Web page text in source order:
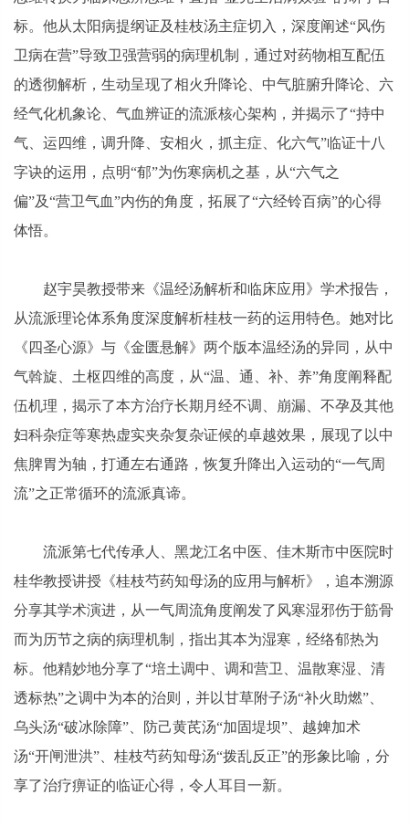
标。他从太阳病提纲证及桂枝汤主症切入，深度阐述“风伤
卫病在营”导致卫强营弱的病理机制，通过对药物相互配伍
的透彻解析，生动呈现了相火升降论、中气脏腑升降论、六
经气化机象论、气血辨证的流派核心架构，并揭示了“持中
气、运四维，调升降、安相火，抓主症、化六气”临证十八
字诀的运用，点明“郁”为伤寒病机之基，从“六气之
偏”及“营卫气血”内伤的角度，拓展了“六经铃百病”的心得
体悟。
赵宇昊教授带来《温经汤解析和临床应用》学术报告，
从流派理论体系角度深度解析桂枝一药的运用特色。她对比
《四圣心源》与《金匮悬解》两个版本温经汤的异同，从中
气斡旋、土枢四维的高度，从“温、通、补、养”角度阐释配
伍机理，揭示了本方治疗长期月经不调、崩漏、不孕及其他
妇科杂症等寒热虚实夹杂复杂证候的卓越效果，展现了以中
焦脾胃为轴，打通左右通路，恢复升降出入运动的“一气周
流”之正常循环的流派真谛。
流派第七代传承人、黑龙江名中医、佳木斯市中医院时
桂华教授讲授《桂枝芍药知母汤的应用与解析》，追本溯源
分享其学术演进，从一气周流角度阐发了风寒湿邪伤于筋骨
而为历节之病的病理机制，指出其本为湿寒，经络郁热为
标。他精妙地分享了“培土调中、调和营卫、温散寒湿、清
透标热”之调中为本的治则，并以甘草附子汤“补火助燃”、
乌头汤“破冰除障”、防己黄芪汤“加固堤坝”、越婢加术
汤“开闸泄洪”、桂枝芍药知母汤“拨乱反正”的形象比喻，分
享了治疗痹证的临证心得，令人耳目一新。